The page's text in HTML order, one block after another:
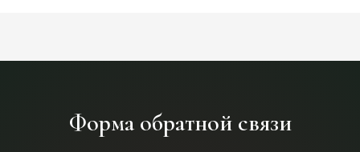
Форма обратной связи